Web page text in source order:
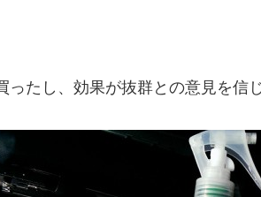
ったし、効果が抜群との意見を信